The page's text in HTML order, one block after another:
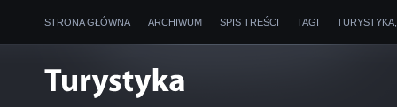
STRONA GŁÓWNA ARCHIWUM SPIS TREŚCI TAGI